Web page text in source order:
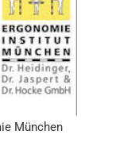
München